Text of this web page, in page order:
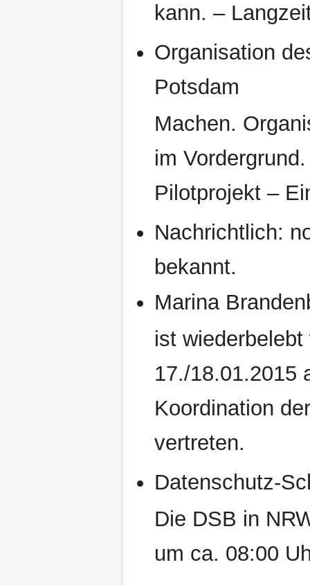
kann. –
Organisation
Potsdam
Machen.
im
Pilotprojekt –
Nachrichtlich:
bekannt.
Marina
ist
17./18.01.2015
Koordination
vertreten.
Datenschutz-
Die DSB in
um ca. 08:00